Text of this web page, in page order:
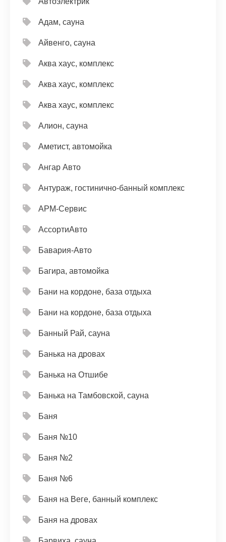
Адам, сауна
Айвенго, сауна
Аква хаус, комплекс
Аква хаус, комплекс
Аква хаус, комплекс
Алион, сауна
Аметист, автомойка
Ангар Авто
Антураж, гостинично-банный комплекс
АРМ-Сервис
АссортиАвто
Бавария-Авто
Багира, автомойка
Бани на кордоне, база отдыха
Бани на кордоне, база отдыха
Банный Рай, сауна
Банька на дровах
Банька на Отшибе
Банька на Тамбовской, сауна
Баня
Баня №10
Баня №2
Баня №6
Баня на Веге, банный комплекс
Баня на дровах